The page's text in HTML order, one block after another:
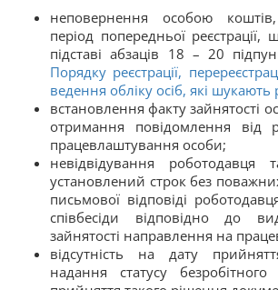
неповернення особою
період попередньої
підставі абзаців 18 – 20
Порядку реєстрації,
ведення обліку осіб, які шукають
встановлення факту зайнятості
отримання повідомлення від
працевлаштування особи;
невідвідування
установлений строк без
письмової відповіді
співбесіди відповідно до
зайнятості направлення на
відсутність на дату
надання статусу